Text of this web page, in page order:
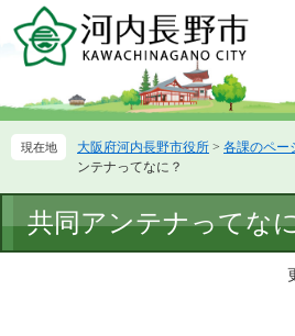
ー
先
ニ
を
て
大阪府河内長野市役所 > 各課のペー
ンテナってなに？
文
共同アンテナってな